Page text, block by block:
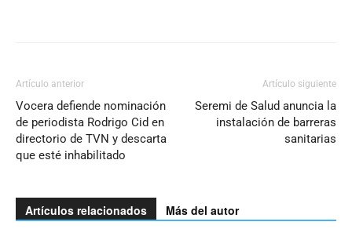
Artículo anterior
Vocera defiende nominación
de periodista Rodrigo Cid en
directorio de TVN y descarta
que esté inhabilitado
Artículo siguiente
Seremi de Salud anuncia la
instalación de barreras
sanitarias
Artículos relacionados Más del autor